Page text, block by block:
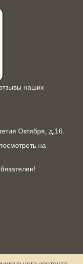
наших
Октября, д.16.
на